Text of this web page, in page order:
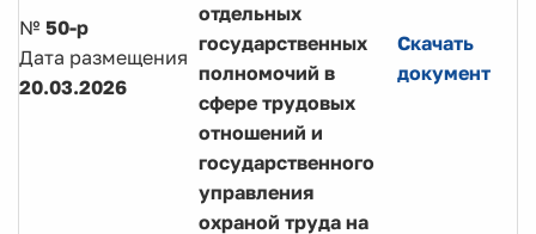
№ 50-р
Дата размещения
20.03.2026
отдельных
государственных
полномочий в
сфере трудовых
отношений и
государственного
управления
охраной труда на
Скачать
документ